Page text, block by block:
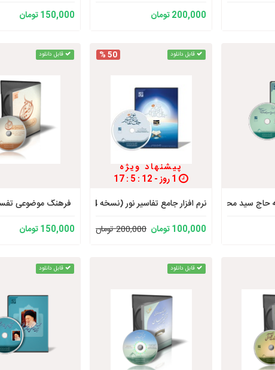
200,000 تومان
150,000 تومان
حاج سید محمدصادق حسینی طهرانی
50 % قابل دانلود
پیشنهاد ویژه
1 روز - 11 : 5 : 17
نرم افزار جامع تفاسیر نور (نسخه 4)
100,000 تومان
200,000 تومان
قابل دانلود
فرهنگ موضوعی
150,000 تومان
قابل دانلود قابل دانلود